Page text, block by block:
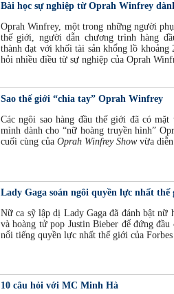
Bài học sự nghiệp từ Oprah Winfrey
Oprah Winfrey, một trong những người
thế giới, người dẫn chương trình hàng
thành đạt với khối tài sản khổng lồ
hỏi nhiều điều từ sự nghiệp của Oprah
Sao thế giới “chia tay” Oprah Winfrey
Các ngôi sao hàng đầu thế giới đã có
mình dành cho “nữ hoàng truyền hình”
cuối cùng của Oprah Winfrey Showvừa diễn
Lady Gaga soán ngôi quyền lực nhất thế
Nữ ca sỹ lập dị Lady Gaga đã đánh bật nữ
và hoàng tử pop Justin Bieber để đứng
nổi tiếng quyền lực nhất thế giới của Forbes
10 câu hỏi với MC Minh Hà